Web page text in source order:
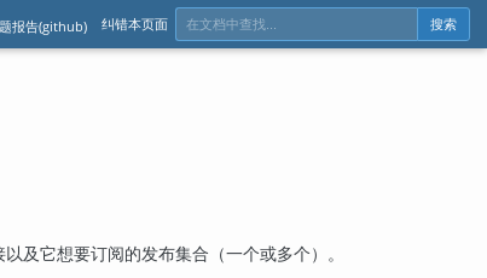
报告(github) 纠错本页面 搜索
及它想要订阅的发布集合（一个或多个）。